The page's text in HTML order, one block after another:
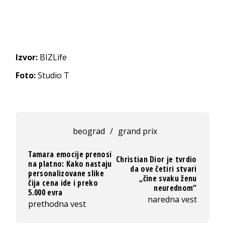
Izvor: BIZLife
Foto:Studio T
beograd / grand prix
Tamara emocije prenosi
na platno: Kako nastaju
personalizovane slike
čija cena ide i preko
5.000 evra
prethodna vest
Christian Dior je tvrdio
da ove četiri stvari
„čine svaku ženu
neurednom“
naredna vest